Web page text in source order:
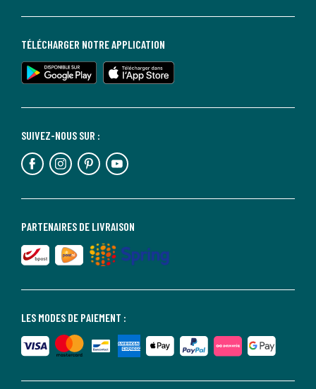
LES MODES DE PAIEMENT :
PARTENAIRES DE LIVRAISON
SUIVEZ-NOUS SUR :
TÉLÉCHARGER NOTRE APPLICATION